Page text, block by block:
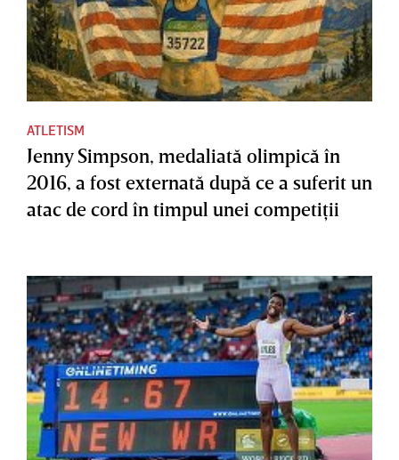
ATLETISM
Jenny Simpson, medaliată olimpică în
2016, a fost externată după ce a suferit un
atac de cord în timpul unei competiţii